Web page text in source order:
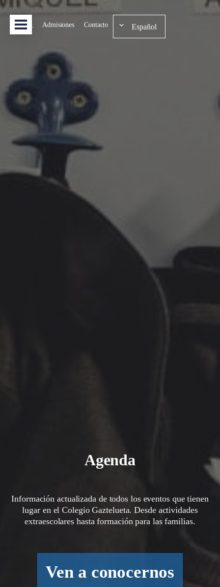
Admisiones Contacto Español
Agenda
Información actualizada de todos los eventos que tienen
lugar en el Colegio Gaztelueta. Desde actividades
extraescolares hasta formación para las familias.
Ven a conocernos